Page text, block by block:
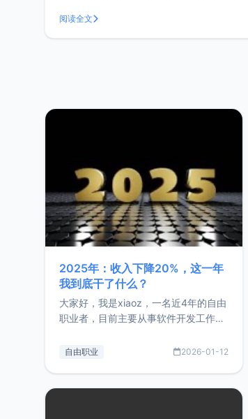
阅读全文
2025年：收入下降20%，这一年
我到底干了什么？
大家好，我是xiaoz，一名近4年的自由
职业者，目前主要从事软件开发工作。
的总结，内容主要包括：工作、学习、
自由职业 2026-01-12